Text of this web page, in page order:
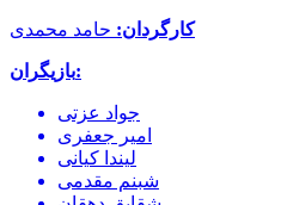
کارگردان: حامد محمدی
بازیگران:
جواد عزتی
امیر جعفری
لیندا کیانی
شبنم مقدمی